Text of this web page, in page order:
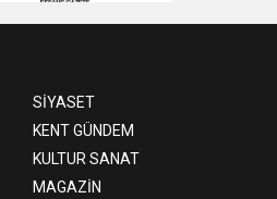
SİYASET
KENT GÜNDEM
KULTUR SANAT
MAGAZİN